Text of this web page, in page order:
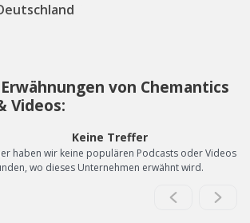
von Chemantics
Videos:
Keine Treffer
haben wir keine populären Podcasts oder Videos
wo dieses Unternehmen erwähnt wird.